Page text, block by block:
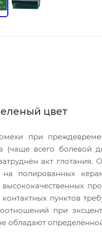
цвет
при
(чаще всего болевой
акт глотания.
полированных
пунктов
при
обладают